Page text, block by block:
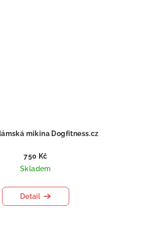
mikina Dogfitness.cz
750 Kč
Skladem
Detail